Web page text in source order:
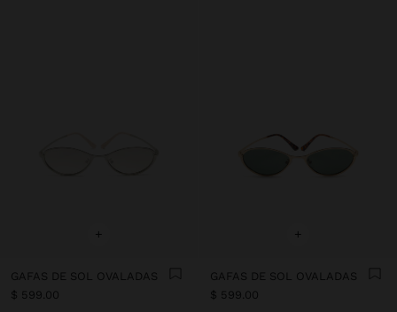
+
GAFAS DE SOL OVALADAS
$ 599.00
+
GAFAS DE SOL OVALADAS
$ 599.00